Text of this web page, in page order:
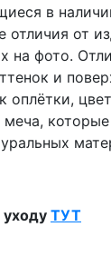
в
отличия от
на фото.
и
оплётки,
уходуТУТ